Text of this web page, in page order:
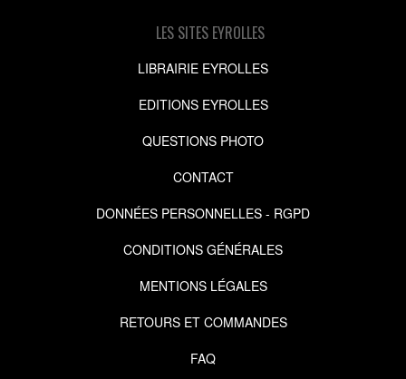
LES SITES EYROLLES
LIBRAIRIE EYROLLES
EDITIONS EYROLLES
QUESTIONS PHOTO
CONTACT
DONNÉES PERSONNELLES - RGPD
CONDITIONS GÉNÉRALES
MENTIONS LÉGALES
RETOURS ET COMMANDES
FAQ